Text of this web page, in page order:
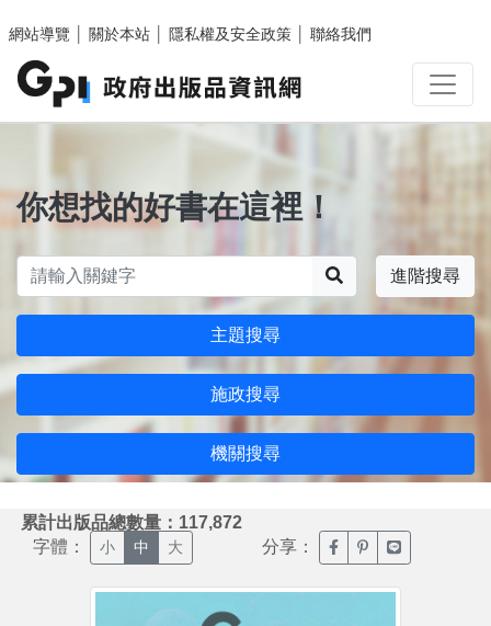
網站導覽
關於本站 隱私權及安全政策 聯絡我們
你想找的好書在這裡！
進階搜尋
主題搜尋
施政搜尋
機關搜尋
累計出版品總數量：117,872
字體： 小 中 大 分享： 臉書分享(另開新視窗)
噗浪分享(另開新
Line分享(另